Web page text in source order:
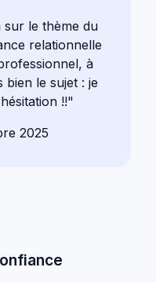
le thème du
relationnelle
à
le sujet : je
!!"
2025